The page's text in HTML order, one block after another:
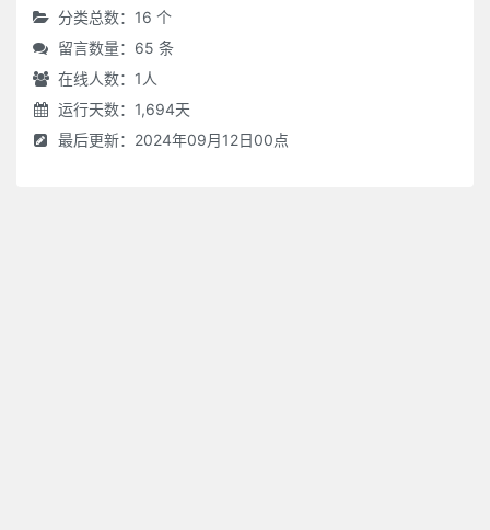
分类总数：16 个
留言数量：65 条
在线人数： 1 人
运行天数：1,694天
最后更新：2024年09月12日00点